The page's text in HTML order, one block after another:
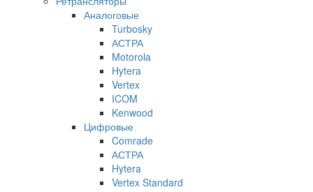
Аналоговые
Turbosky
АСТРА
Motorola
Hytera
Vertex
ICOM
Kenwood
Цифровые
Comrade
АСТРА
Hytera
Vertex Standard